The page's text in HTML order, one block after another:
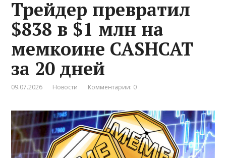
Трейдер превратил
$838 в $1 млн на
мемкоине CASHCAT
за 20 дней
09.07.2026 Новости Комментарии: 0